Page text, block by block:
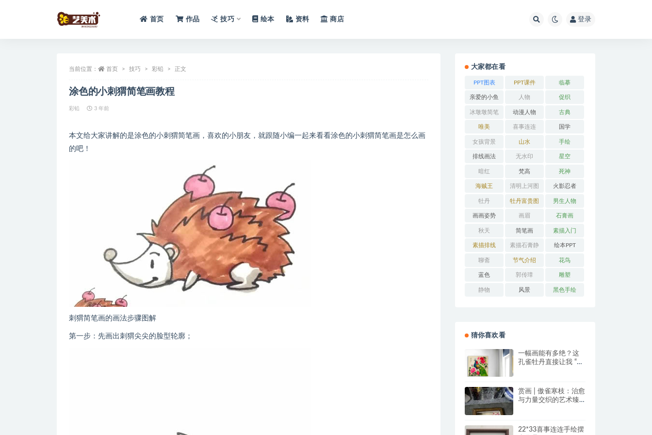
首页 作品 技巧 绘本 资料 商店 登录
当前位置： 首页 技巧 彩铅 正文
涂色的小刺猬简笔画教程
彩铅 3 年前
本文给大家讲解的是涂色的小刺猬简笔画，喜欢的小朋友，就跟随小编一起来看看涂色的小刺猬简笔画是怎么画
的吧！
刺猬简笔画的画法步骤图解
第一步：先画出刺猬尖尖的脸型轮廓；
大家都在看
PPT图表 PPT课件 临摹
亲爱的小鱼 人物 促织
冰墩墩简笔
画
动漫人物 古典
唯美 喜事连连 国学
女孩背景 山水 手绘
排线画法 无水印 星空
暗红 梵高 死神
海贼王 清明上河图 火影忍者
牡丹 牡丹富贵图 男生人物
画画姿势 画眉 石膏画
秋天 简笔画 素描入门
素描排线 素描石膏静
物
绘本PPT
聊斋 节气介绍 花鸟
蓝色 郭传璋 雕塑
静物 风景 黑色手绘
猜你喜欢看
一幅画能有多绝？这
孔雀牡丹直接让我 “哇
赏画 | 傲雀寒枝：治愈
与力量交织的艺术臻
22*33喜事连连手绘摆